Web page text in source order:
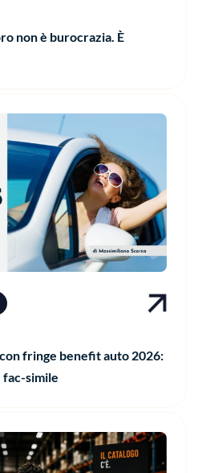
non è burocrazia. È
fringe benefit auto 2026:
fac-simile